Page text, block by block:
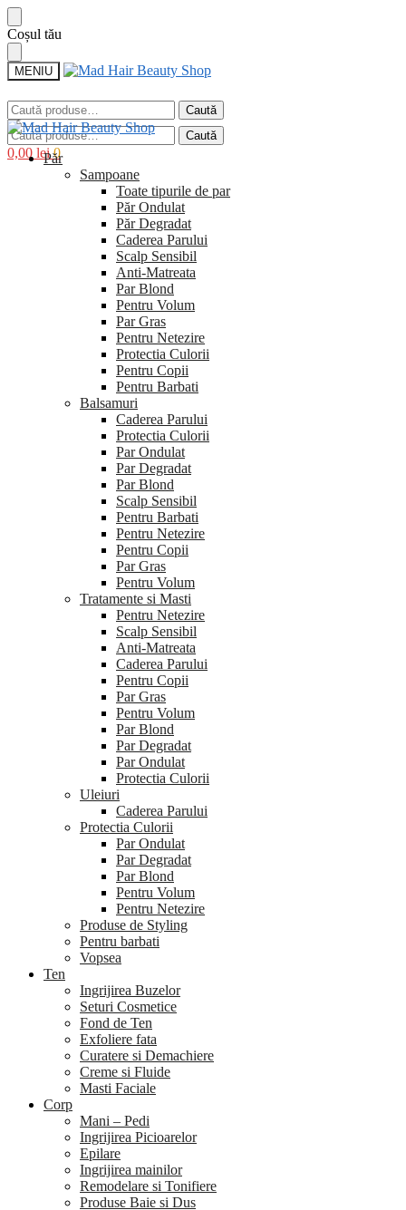
Sari
la
navigare
Sari
la
conținut
Coșul tău
MENIU
Caută
după:
Caută
0,00 lei 0
Caută
după:
Caută
Păr
Sampoane
Toate tipurile de par
Păr Ondulat
Păr Degradat
Caderea Parului
Scalp Sensibil
Anti-Matreata
Par Blond
Pentru Volum
Par Gras
Pentru Netezire
Protectia Culorii
Pentru Copii
Pentru Barbati
Balsamuri
Caderea Parului
Protectia Culorii
Par Ondulat
Par Degradat
Par Blond
Scalp Sensibil
Pentru Barbati
Pentru Netezire
Pentru Copii
Par Gras
Pentru Volum
Tratamente si Masti
Pentru Netezire
Scalp Sensibil
Anti-Matreata
Caderea Parului
Pentru Copii
Par Gras
Pentru Volum
Par Blond
Par Degradat
Par Ondulat
Protectia Culorii
Uleiuri
Caderea Parului
Protectia Culorii
Par Ondulat
Par Degradat
Par Blond
Pentru Volum
Pentru Netezire
Produse de Styling
Pentru barbati
Vopsea
Ten
Ingrijirea Buzelor
Seturi Cosmetice
Fond de Ten
Exfoliere fata
Curatere si Demachiere
Creme si Fluide
Masti Faciale
Corp
Mani – Pedi
Ingrijirea Picioarelor
Epilare
Ingrijirea mainilor
Remodelare si Tonifiere
Produse Baie si Dus